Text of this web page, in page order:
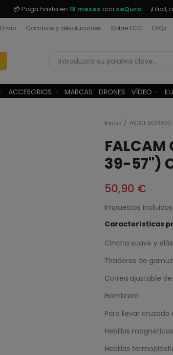
💳 Paga hasta en 18 meses con seQura — ¡Fácil,
Envío Cambios y devoluciones Sobre FCC FAQs
ACCESORIOS MARCAS DRONES VÍDEO
Inicio ACCESORIOS
FALCAM
39-57")
50,90 €
Impuestos incluidos
Características
Cincha suave y
Tiradores de
Correa ajustable
Hombrera
Para llevar
Hebillas
Hebillas